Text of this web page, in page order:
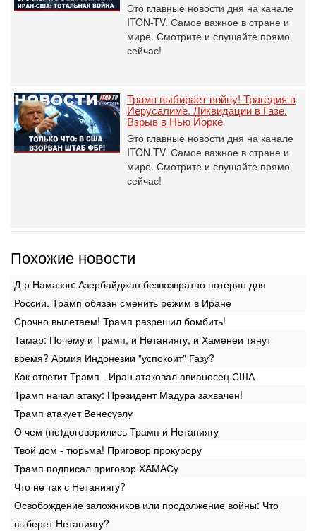
Это главные новости дня на канале
ITON-TV. Самое важное в стране и
мире. Смотрите и слушайте прямо
сейчас!
Трамп выбирает войну! Трагедия в
Иерусалиме. Ликвидации в Газе.
Взрыв в Нью Йорке
Это главные новости дня на канале
ITON.TV. Самое важное в стране и
мире. Смотрите и слушайте прямо
сейчас!
Похожие новости
Д-р Намазов: Азербайджан безвозвратно потерян для
России. Трамп обязан сменить режим в Иране
Срочно вылетаем! Трамп разрешил бомбить!
Тамар: Почему и Трамп, и Нетаниягу, и Хаменеи тянут
время? Армия Индонезии "успокоит" Газу?
Как ответит Трамп - Иран атаковал авианосец США
Трамп начал атаку: Президент Мадура захвачен!
Трамп атакует Венесуэлу
О чем (не)договорились Трамп и Нетаниягу
Твой дом - тюрьма! Приговор прокурору
Трамп подписал приговор ХАМАСу
Что не так с Нетаниягу?
Освобождение заложников или продолжение войны: Что
выберет Нетаниягу?